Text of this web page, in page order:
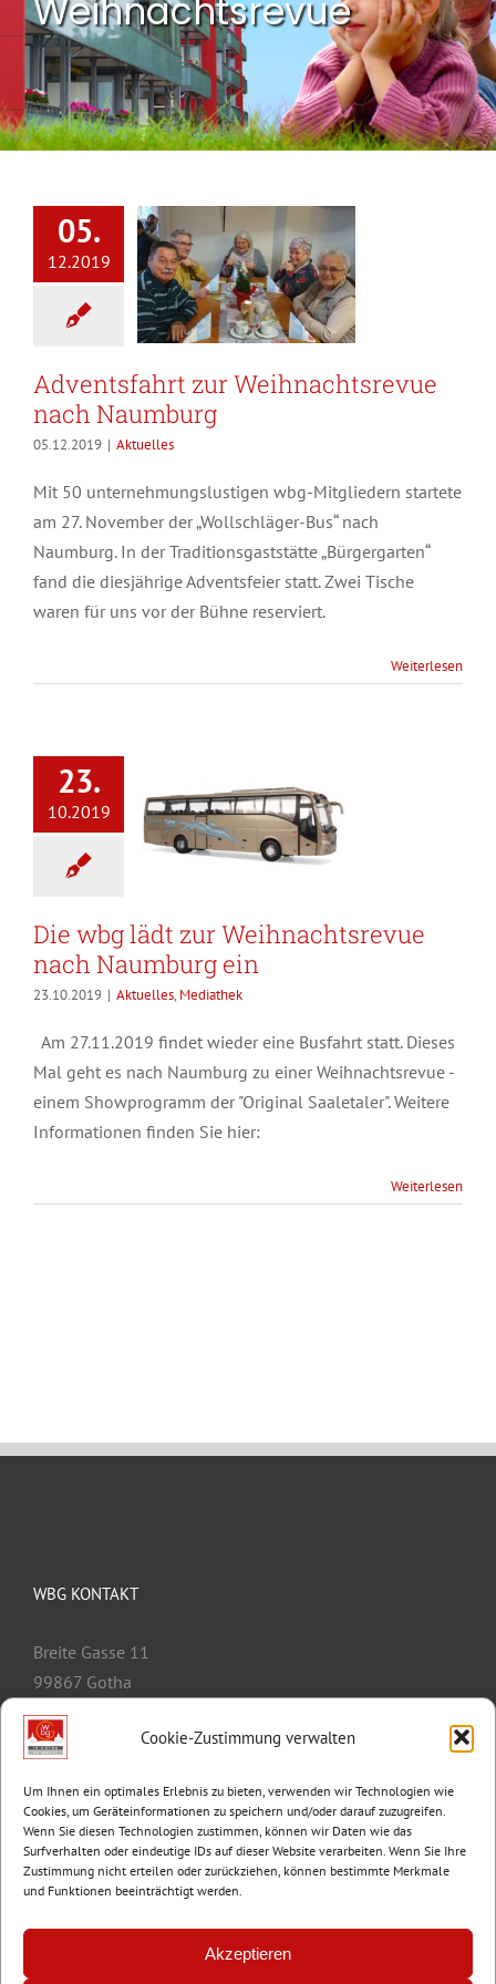
Cookie-Zustimmung verwalten
Um Ihnen ein optimales Erlebnis zu bieten, verwenden wir Technologien wie
Cookies, um Geräteinformationen zu speichern und/oder darauf zuzugreifen.
Wenn Sie diesen Technologien zustimmen, können wir Daten wie das
Surfverhalten oder eindeutige IDs auf dieser Website verarbeiten. Wenn Sie Ihre
Zustimmung nicht erteilen oder zurückziehen, können bestimmte Merkmale
und Funktionen beeinträchtigt werden.
Akzeptieren
Weihnachtsrevue
05.
12.2019
Adventsfahrt zur Weihnachtsrevue
nach Naumburg
05.12.2019 | Aktuelles
Mit 50 unternehmungslustigen wbg-Mitgliedern startete
am 27. November der „Wollschläger-Bus“ nach
Naumburg. In der Traditionsgaststätte „Bürgergarten“
fand die diesjährige Adventsfeier statt. Zwei Tische
waren für uns vor der Bühne reserviert.
Weiterlesen
23.
10.2019
Die wbg lädt zur Weihnachtsrevue
nach Naumburg ein
23.10.2019 | Aktuelles, Mediathek
Am 27.11.2019 findet wieder eine Busfahrt statt. Dieses
Mal geht es nach Naumburg zu einer Weihnachtsrevue -
einem Showprogramm der "Original Saaletaler". Weitere
Informationen finden Sie hier:
Weiterlesen
WBG KONTAKT
Breite Gasse 11
99867 Gotha
Telefon:
E-Mail:
info@wbg-gotha.de